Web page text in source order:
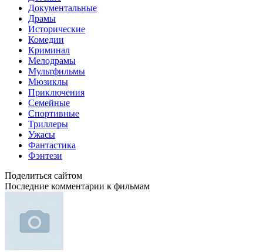
Документальные
Драмы
Исторические
Комедии
Криминал
Мелодрамы
Мультфильмы
Мюзиклы
Приключения
Семейные
Спортивные
Триллеры
Ужасы
Фантастика
Фэнтези
Поделиться сайтом
Последние комментарии к фильмам